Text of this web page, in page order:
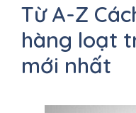
Từ A-Z
hàng loạt
mới nhất